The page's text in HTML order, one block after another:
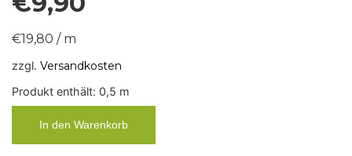
€19,80 / m
zzgl. Versandkosten
Produkt enthält: 0,5 m
In den Warenkorb